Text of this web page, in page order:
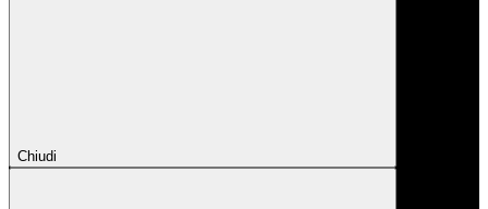
Chiudi